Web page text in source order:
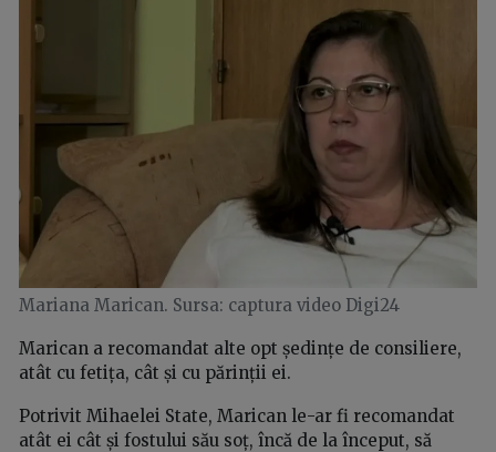
Mariana Marican. Sursa: captura video Digi24
Marican a recomandat alte opt ședințe de consiliere,
atât cu fetița, cât și cu părinții ei.
Potrivit Mihaelei State, Marican le-ar fi recomandat
atât ei cât și fostului său soț, încă de la început, să